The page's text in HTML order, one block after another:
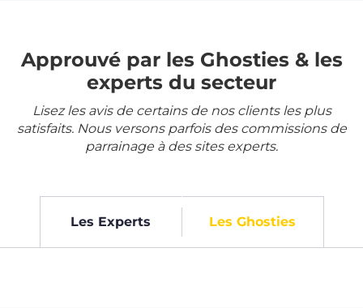
Approuvé par les Ghosties & les
experts du secteur
Lisez les avis de certains de nos clients les plus
satisfaits. Nous versons parfois des commissions de
parrainage à des sites experts.
Les Experts Les Ghosties